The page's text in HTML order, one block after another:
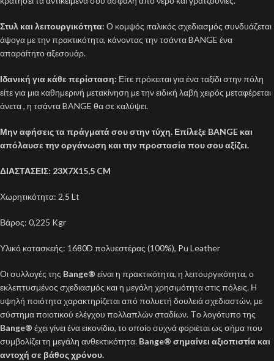
Στυλ και λειτουργικότητα: Ο κομψός ιταλικός σχεδιασμός συνδυάζεται
άψογα με την πρακτικότητα, κάνοντας την τσάντα BANGE ένα
απαραίτητο αξεσουάρ.
Ιδανική για κάθε περίσταση: Είτε πρόκειται για ένα ταξίδι στην πόλη
είτε για μια καθημερινή μετακίνηση με την ειδική λαβή χειρός μεταφέρεται
άνετα , η τσάντα BANGE θα σε καλύψει.
Μην αφήσεις τα πράγματά σου στην τύχη. Επίλεξε BANGE και
απόλαυσε την οργάνωση και την προστασία που σου αξίζει.
ΔΙΑΣΤΑΣΕΙΣ: 23Χ7Χ15,5 CM
Χωρητικότητα: 2,5 Lt
Βάρος: 0,225 Kgr
Υλικό κατασκεής: 1680D πολυεστέρας (100%), Pu Leather
Οι συλλογές της Bange® είναι η πρακτικότητα, η λειτουργικότητα, ο
εκλεπτυσμένος σχεδιασμός και η μεγάλη χρησιμότητα στις πόλεις. Η
υψηλή ποιότητα χαρακτηρίζεται από πολυετή δουλειά σχεδιαστών, με
σύστημα ποιοτικού ελέγχου πολλαπλών σταδίων. Tο λογότυπο της
Bange® έχει γίνει ένα εικονίδιο, το οποίο συχνά φοριέται ως σήμα που
συμβολίζει τη μεγάλη ανθεκτικότητα. Bange® σημαίνει αξιοπιστία και
αντοχή σε βάθος χρόνου.